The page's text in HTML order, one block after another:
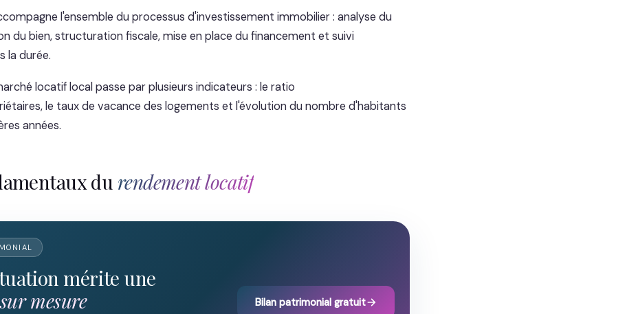
l'ensemble du processus d'investissement immobilier : analyse du
du bien, structuration fiscale, mise en place du financement et suivi
la durée.
locatif local passe par plusieurs indicateurs : le ratio
le taux de vacance des logements et l'évolution du nombre d'habitants
années.
du rendement locatif
mérite une
mesure
Bilan patrimonial gratuit